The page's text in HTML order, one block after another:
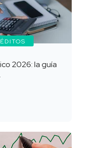
2026: la guía